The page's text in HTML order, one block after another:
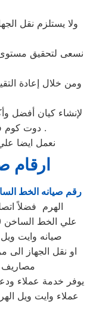
ولا يستلزم نقل
نسعى لتحقيق
ومن خلال إعادة
لإنشاء كيان أفضل
دوت كوم في تقدم وتطور في اتجاهات جديدة .
نعمل ايضا
ارقام
رقم صيانه الخط
الهرم فضلاً
صيانه وايت
او نقل الجهاز
مصاريف
يوفر خدمة عملاء
عملاء وايت ويل